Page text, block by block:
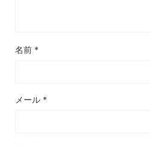
名前 *
メール *